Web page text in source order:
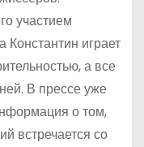
участием
Константин играет
а все
В прессе уже
о том,
встречается со